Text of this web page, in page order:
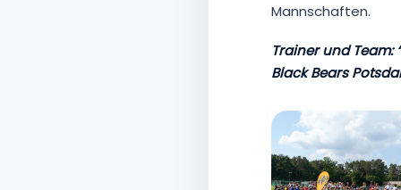
Mannschaften.
Trainer und
Black Bears